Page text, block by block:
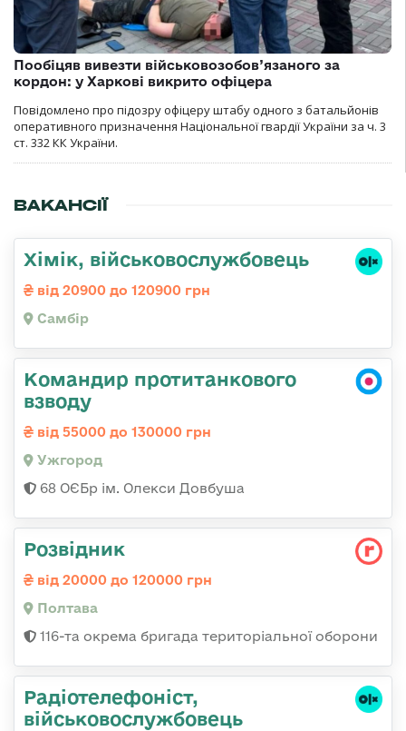
Пообіцяв вивезти військовозобов’язаного за
кордон: у Харкові викрито офіцера
Повідомлено про підозру офіцеру штабу одного з батальйонів
оперативного призначення Національної гвардії України за ч. 3
ст. 332 КК України.
ВАКАНСІЇ
Хімік, військовослужбовець
від 20900 до 120900 грн
Самбір
Командир протитанкового
взводу
від 55000 до 130000 грн
Ужгород
68 ОЄБр ім. Олекси Довбуша
Розвідник
від 20000 до 120000 грн
Полтава
116-та окрема бригада територіальної оборони
Радіотелефоніст,
військовослужбовець